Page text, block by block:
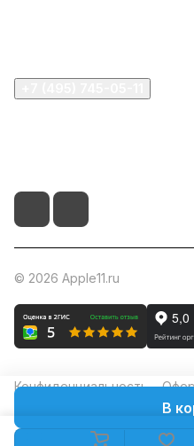
В
© 2026 Apple11.ru
Конфиденциальность